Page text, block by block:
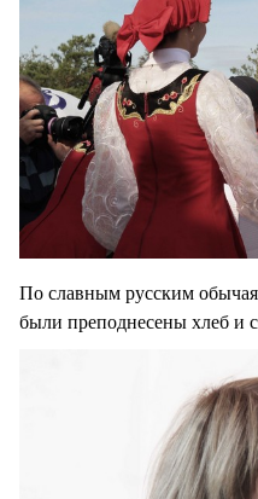
По славным русским
были преподнесены хлеб и